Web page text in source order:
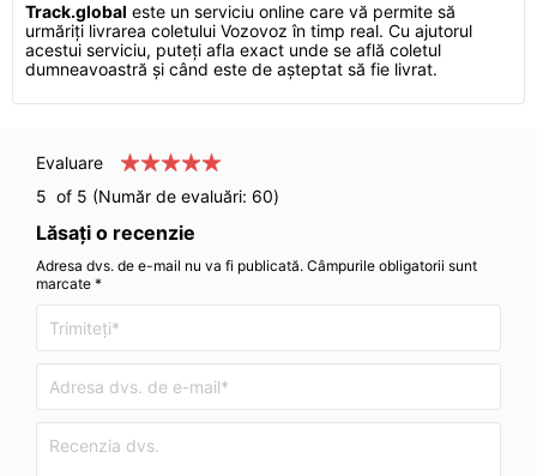
Track.global este un serviciu online care vă permite să
urmăriți livrarea coletului Vozovoz în timp real. Cu ajutorul
acestui serviciu, puteți afla exact unde se află coletul
dumneavoastră și când este de așteptat să fie livrat.
Evaluare
5 of 5 (Număr de evaluări: 60)
Lăsați o recenzie
Adresa dvs. de e-mail nu va fi publicată. Câmpurile obligatorii sunt
marcate *